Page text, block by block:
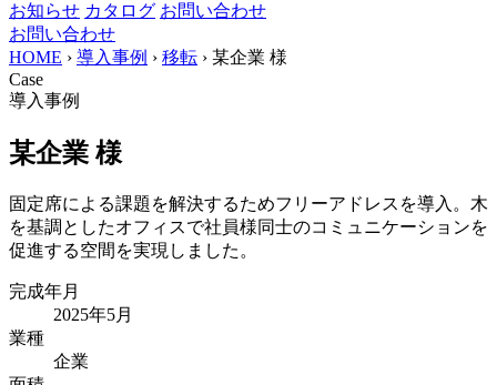
お知らせ カタログ お問い合わせ
お問い合わせ
HOME › 導入事例 › 移転 › 某企業 様
Case
導入事例
某企業 様
固定席による課題を解決するためフリーアドレスを導入。木
を基調としたオフィスで社員様同士のコミュニケーションを
促進する空間を実現しました。
完成年月
2025年5月
業種
企業